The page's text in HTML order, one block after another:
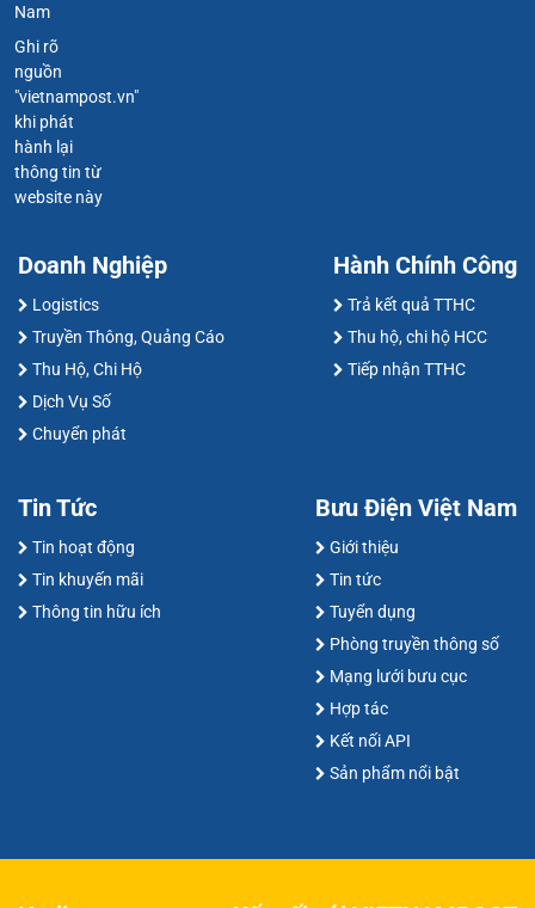
Nam
Ghi rõ
nguồn
"vietnampost.vn"
khi phát
hành lại
thông tin từ
website này
Doanh Nghiệp
Logistics
Truyền Thông, Quảng Cáo
Thu Hộ, Chi Hộ
Dịch Vụ Số
Chuyển phát
Hành Chính Công
Trả kết quả TTHC
Thu hộ, chi hộ HCC
Tiếp nhận TTHC
Tin Tức
Tin hoạt động
Tin khuyến mãi
Thông tin hữu ích
Bưu Điện Việt Nam
Giới thiệu
Tin tức
Tuyển dụng
Phòng truyền thông số
Mạng lưới bưu cục
Hợp tác
Kết nối API
Sản phẩm nổi bật